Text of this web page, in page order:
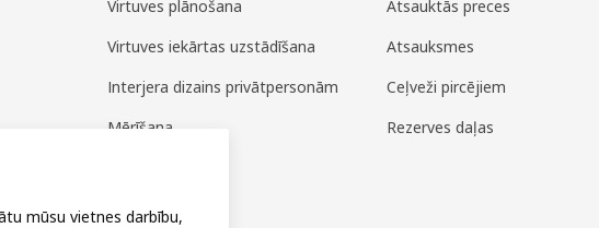
Virtuves plānošana
Virtuves iekārtas uzstādīšana
Interjera dizains privātpersonām
Mērīšana
Atsauktās preces
Atsauksmes
Ceļveži pircējiem
Rezerves daļas
mūsu vietnes darbību,